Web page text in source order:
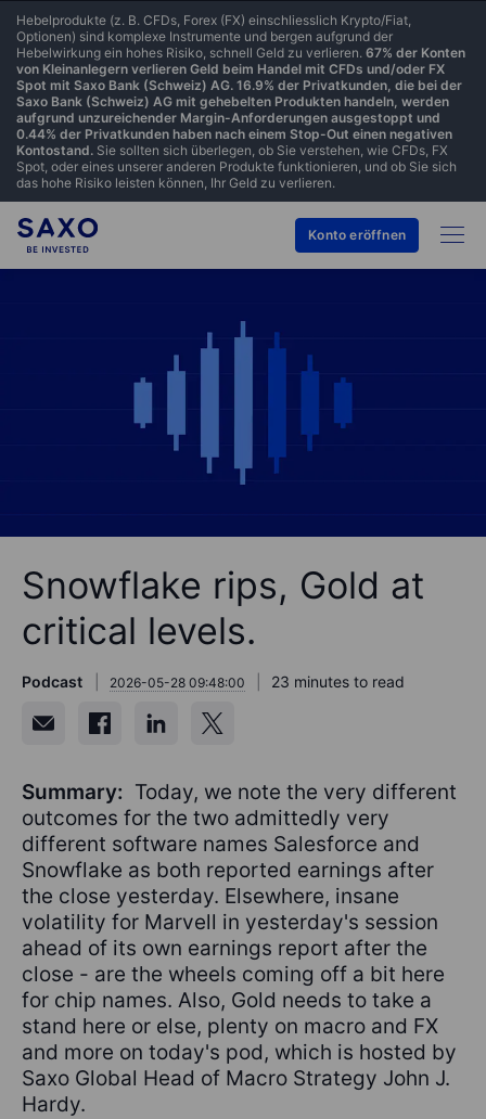
Hebelprodukte (z. B. CFDs, Forex (FX) einschliesslich Krypto/Fiat,
Optionen) sind komplexe Instrumente und bergen aufgrund der
Hebelwirkung ein hohes Risiko, schnell Geld zu verlieren. 67% der Konten
von Kleinanlegern verlieren Geld beim Handel mit CFDs und/oder FX
Spot mit Saxo Bank (Schweiz) AG. 16.9% der Privatkunden, die bei der
Saxo Bank (Schweiz) AG mit gehebelten Produkten handeln, werden
aufgrund unzureichender Margin-Anforderungen ausgestoppt und
0.44% der Privatkunden haben nach einem Stop-Out einen negativen
Kontostand. Sie sollten sich überlegen, ob Sie verstehen, wie CFDs, FX
Spot, oder eines unserer anderen Produkte funktionieren, und ob Sie sich
das hohe Risiko leisten können, Ihr Geld zu verlieren.
Konto eröffnen
Snowflake rips, Gold at
critical levels.
Podcast 2026-05-28 09:48:00 23 minutes to read
Summary: Today, we note the very different
outcomes for the two admittedly very
different software names Salesforce and
Snowflake as both reported earnings after
the close yesterday. Elsewhere, insane
volatility for Marvell in yesterday's session
ahead of its own earnings report after the
close - are the wheels coming off a bit here
for chip names. Also, Gold needs to take a
stand here or else, plenty on macro and FX
and more on today's pod, which is hosted by
Saxo Global Head of Macro Strategy John J.
Hardy.